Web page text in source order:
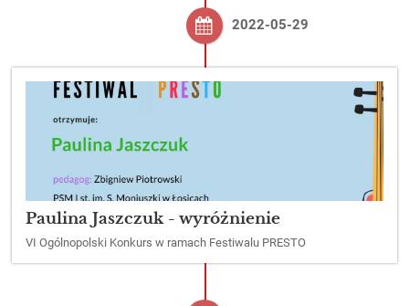
2022-05-29
Paulina Jaszczuk - wyróżnienie
VI Ogólnopolski Konkurs w ramach Festiwalu PRESTO